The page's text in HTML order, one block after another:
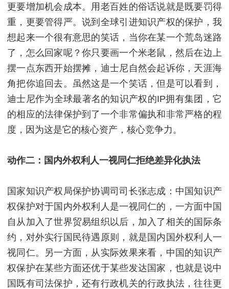
更要增加机会成本。用老百姓的俗话说就是既要罚得
重，更要管得严。说到全球引进知识产权的保护，我
想起来一个很有意思的笑话，当你在某一个荒岛迷路
了，怎么回家呢？你只要画一个米老鼠，然后在边上
摆一点东西开始摆摊，迪士尼自然会起诉你，天涯海
角把你追回去。虽然这是一个笑话，但是可以看到，
迪士尼作为全球最著名的知识产权的IP拥有集团，它
的相应的法律保护到了一个非常偏执和非常严格的程
度，因为这是它的核心资产，核心竞争力。
动作二：国内外权利人一视同仁拒绝差异化执法
国家知识产权局保护协调司司长张志成：中国知识产
权保护对于国内外权利人是一视同仁的，一方面中国
自从加入了世界贸易组织以后，加入了相关的国际条
约，对外实行国民待遇原则，就是国内国外权利人一
视同仁。另一方面，从实际效果来看，中国的知识产
权保护在某些方面还优于某些发达国家，也就是说中
国既有司法保护，还有行政机关的行政执法，往往更